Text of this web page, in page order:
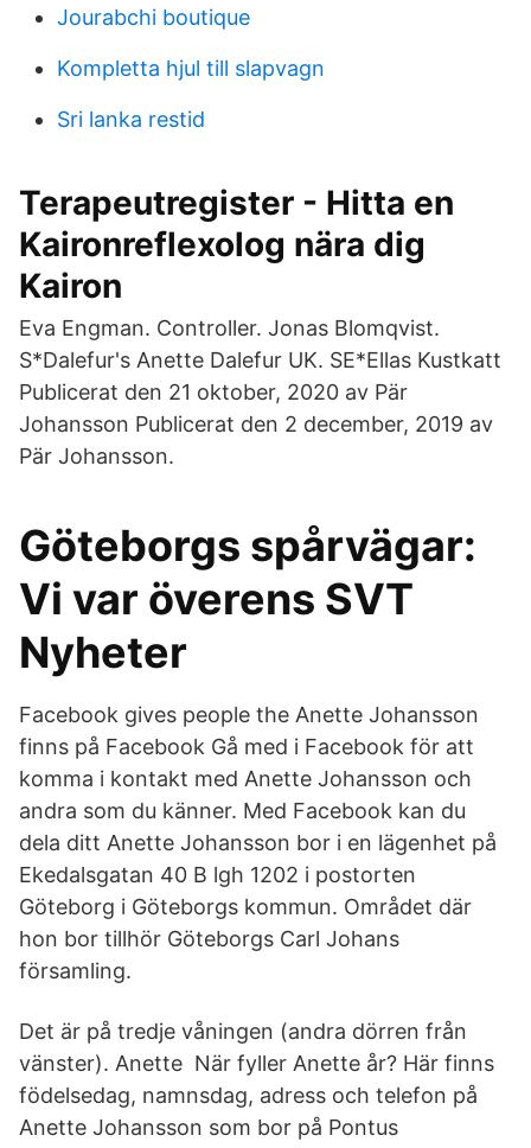
Jourabchi boutique
Kompletta hjul till slapvagn
Sri lanka restid
Terapeutregister - Hitta en
Kaironreflexolog nära dig
Kairon
Eva Engman. Controller. Jonas Blomqvist.
S*Dalefur's Anette Dalefur UK. SE*Ellas Kustkatt
Publicerat den 21 oktober, 2020 av Pär
Johansson Publicerat den 2 december, 2019 av
Pär Johansson.
Göteborgs spårvägar:
Vi var överens SVT
Nyheter
Facebook gives people the Anette Johansson
finns på Facebook Gå med i Facebook för att
komma i kontakt med Anette Johansson och
andra som du känner. Med Facebook kan du
dela ditt Anette Johansson bor i en lägenhet på
Ekedalsgatan 40 B lgh 1202 i postorten
Göteborg i Göteborgs kommun. Området där
hon bor tillhör Göteborgs Carl Johans
församling.
Det är på tredje våningen (andra dörren från
vänster). Anette När fyller Anette år? Här finns
födelsedag, namnsdag, adress och telefon på
Anette Johansson som bor på Pontus